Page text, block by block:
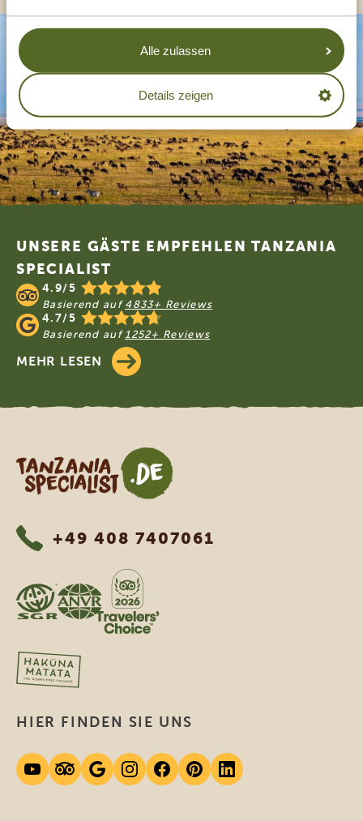
Alle zulassen
Details zeigen
Footer
UNSERE GÄSTE EMPFEHLEN TANZANIA
SPECIALIST
4.9/5
Basierend auf 4833+ Reviews
4.7/5
Basierend auf 1252+ Reviews
MEHR LESEN
Tanzania Specialist
+49 408 7407061
HIER FINDEN SIE UNS